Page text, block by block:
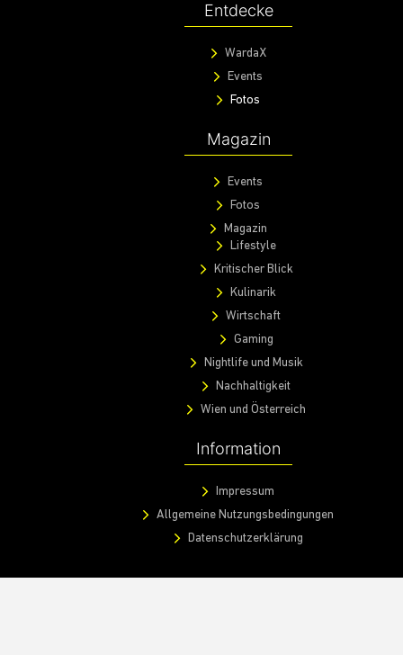
Entdecke
WardaX
Events
Fotos
Magazin
Events
Fotos
Magazin
Lifestyle
Kritischer Blick
Kulinarik
Wirtschaft
Gaming
Nightlife und Musik
Nachhaltigkeit
Wien und Österreich
Information
Impressum
Allgemeine Nutzungsbedingungen
Datenschutzerklärung